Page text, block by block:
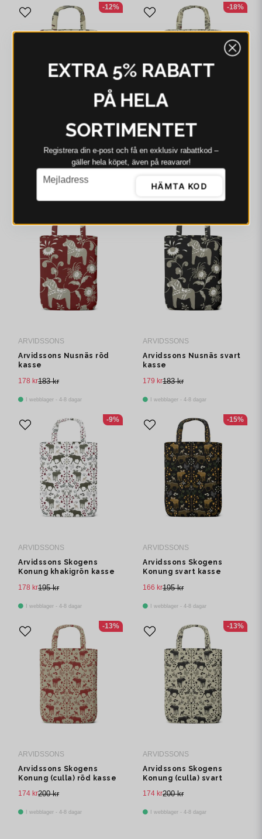
Arvidssons Leksand
(culla) grön kasse
179 kr
-12%
ARVIDSSONS
Arvidssons Leksand Mini
(culla) grön kasse
-18%
ARVIDSSONS
Arvidssons Nusnäs röd
kasse
183 kr
178 kr
I webblager - 4-8 dagar
ARVIDSSONS
Arvidssons Nusnäs svart
kasse
183 kr
179 kr
I webblager - 4-8 dagar
ARVIDSSONS
Arvidssons Skogens
Konung khakigrön kasse
195 kr
178 kr
I webblager - 4-8 dagar
-9%
ARVIDSSONS
Arvidssons Skogens
Konung svart kasse
195 kr
166 kr
I webblager - 4-8 dagar
-15%
ARVIDSSONS
Arvidssons Skogens
Konung (culla) röd kasse
200 kr
174 kr
I webblager - 4-8 dagar
-13%
ARVIDSSONS
Arvidssons Skogens
Konung (culla) svart
200 kr
174 kr
I webblager - 4-8 dagar
-13%
EXTRA 5% RABATT
PÅ HELA
SORTIMENTET
Registrera din e‑post och få en exklusiv rabattkod –
gäller hela köpet, även på reavaror!
email
Mejladress
HÄMTA KOD